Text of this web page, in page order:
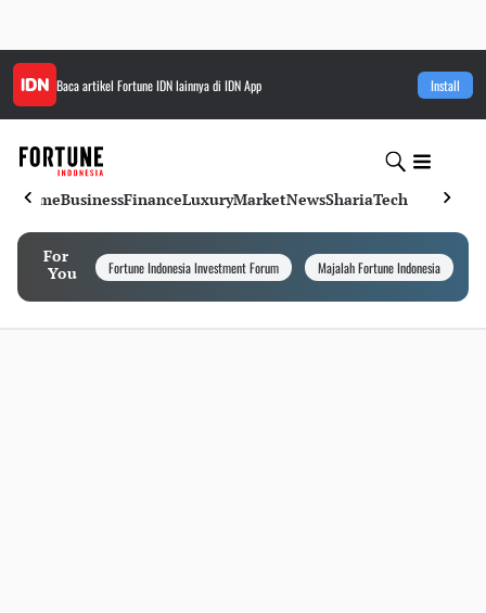
Baca artikel Fortune IDNlainnya di IDN App Install
HomeBusinessFinanceLuxuryMarketNewsShariaTech
For
You
Fortune Indonesia Investment Forum Majalah Fortune Indonesia